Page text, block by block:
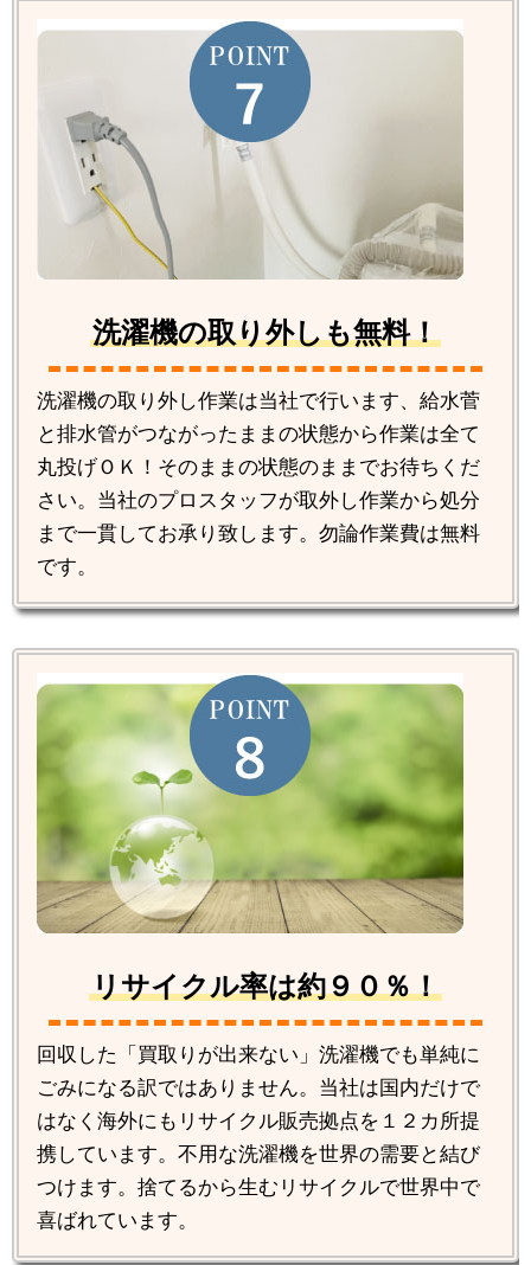
洗濯機の取り外しも無料！
洗濯機の取り外し作業は当社で行います、給水菅
と排水管がつながったままの状態から作業は全て
丸投げＯＫ！そのままの状態のままでお待ちくだ
さい。当社のプロスタッフが取外し作業から処分
まで一貫してお承り致します。勿論作業費は無料
です。
リサイクル率は約９０％！
回収した「買取りが出来ない」洗濯機でも単純に
ごみになる訳ではありません。当社は国内だけで
はなく海外にもリサイクル販売拠点を１２カ所提
携しています。不用な洗濯機を世界の需要と結び
つけます。捨てるから生むリサイクルで世界中で
喜ばれています。